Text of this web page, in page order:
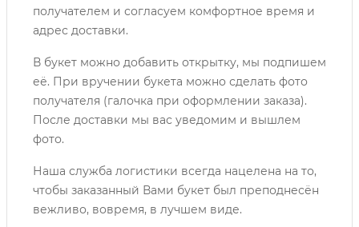
получателем и согласуем комфортное время и
адрес доставки.
В букет можно добавить открытку, мы подпишем
её. При вручении букета можно сделать фото
получателя (галочка при оформлении заказа).
После доставки мы вас уведомим и вышлем
фото.
Наша служба логистики всегда нацелена на то,
чтобы заказанный Вами букет был преподнесён
вежливо, вовремя, в лучшем виде.